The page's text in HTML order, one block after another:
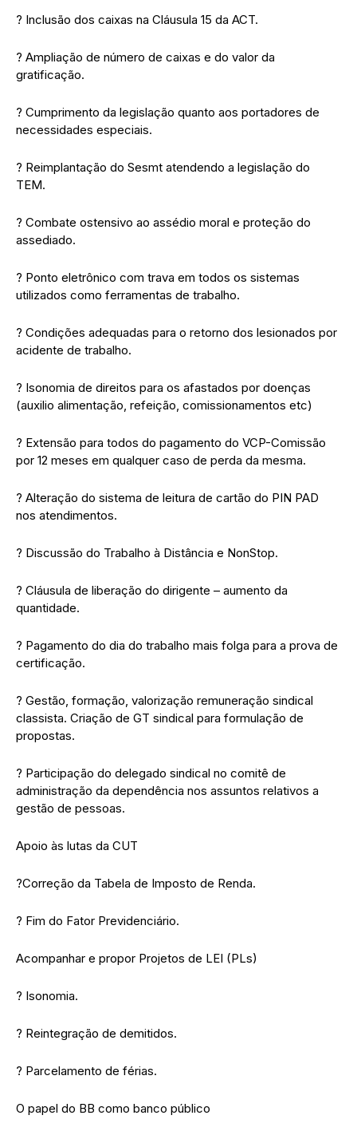
? Inclusão dos caixas na Cláusula 15 da ACT.
? Ampliação de número de caixas e do valor da
gratificação.
? Cumprimento da legislação quanto aos portadores de
necessidades especiais.
? Reimplantação do Sesmt atendendo a legislação do
TEM.
? Combate ostensivo ao assédio moral e proteção do
assediado.
? Ponto eletrônico com trava em todos os sistemas
utilizados como ferramentas de trabalho.
? Condições adequadas para o retorno dos lesionados por
acidente de trabalho.
? Isonomia de direitos para os afastados por doenças
(auxilio alimentação, refeição, comissionamentos etc)
? Extensão para todos do pagamento do VCP-Comissão
por 12 meses em qualquer caso de perda da mesma.
? Alteração do sistema de leitura de cartão do PIN PAD
nos atendimentos.
? Discussão do Trabalho à Distância e NonStop.
? Cláusula de liberação do dirigente – aumento da
quantidade.
? Pagamento do dia do trabalho mais folga para a prova de
certificação.
? Gestão, formação, valorização remuneração sindical
classista. Criação de GT sindical para formulação de
propostas.
? Participação do delegado sindical no comitê de
administração da dependência nos assuntos relativos a
gestão de pessoas.
Apoio às lutas da CUT
?Correção da Tabela de Imposto de Renda.
? Fim do Fator Previdenciário.
Acompanhar e propor Projetos de LEI (PLs)
? Isonomia.
? Reintegração de demitidos.
? Parcelamento de férias.
O papel do BB como banco público